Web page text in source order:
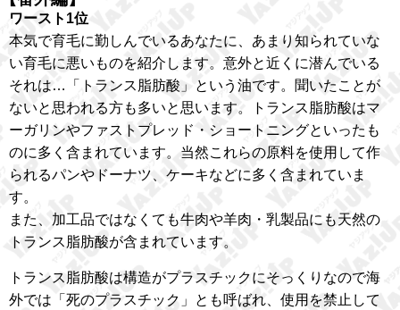
ワースト1位
本気で育毛に勤しんでいるあなたに、あまり知られていな
い育毛に悪いものを紹介します。意外と近くに潜んでいる
それは…「トランス脂肪酸」という油です。聞いたことが
ないと思われる方も多いと思います。トランス脂肪酸はマ
ーガリンやファストプレッド・ショートニングといったも
のに多く含まれています。当然これらの原料を使用して作
られるパンやドーナツ、ケーキなどに多く含まれていま
す。
また、加工品ではなくても牛肉や羊肉・乳製品にも天然の
トランス脂肪酸が含まれています。
トランス脂肪酸は構造がプラスチックにそっくりなので海
外では「死のプラスチック」とも呼ばれ、使用を禁止して